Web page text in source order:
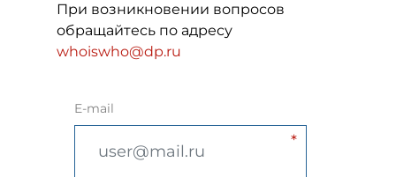
При возникновении вопросов
обращайтесь по адресу
whoiswho@dp.ru
E-mail